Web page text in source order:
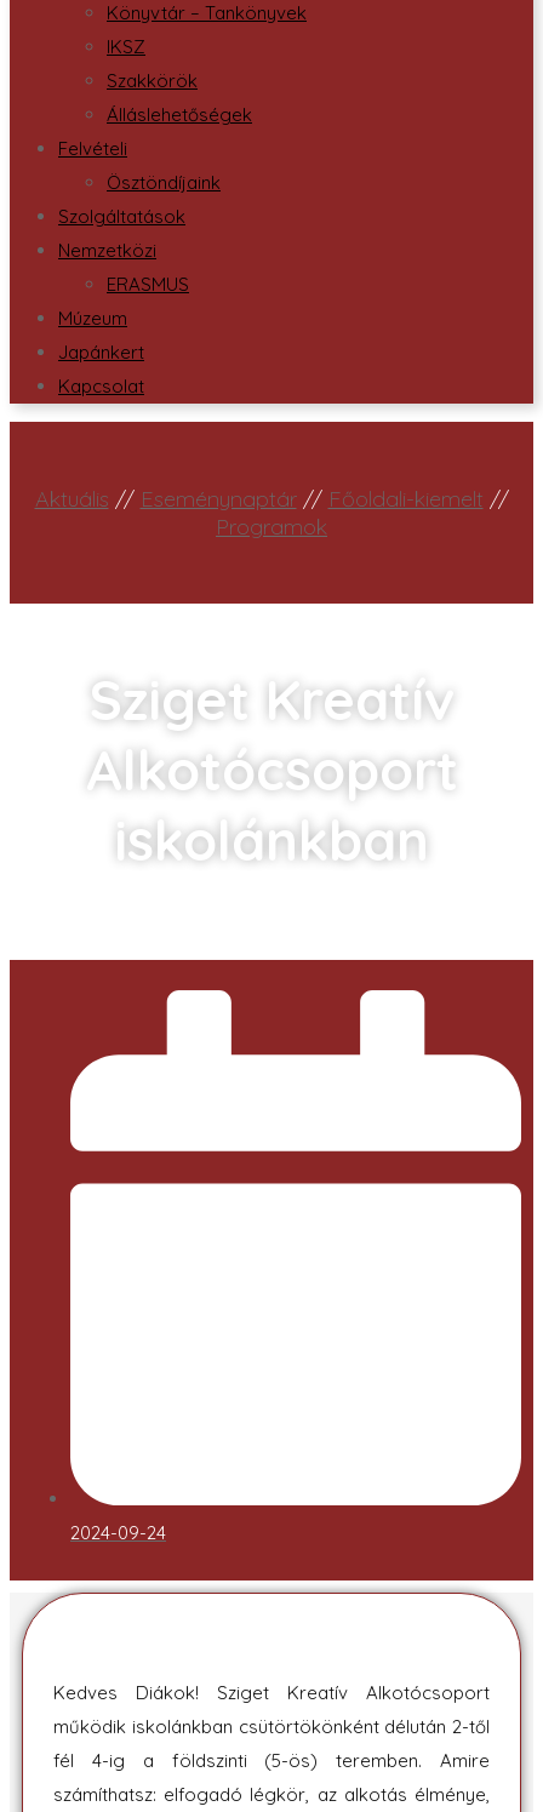
Könyvtár – Tankönyvek
IKSZ
Szakkörök
Álláslehetőségek
Felvételi
Ösztöndíjaink
Szolgáltatások
Nemzetközi
ERASMUS
Múzeum
Japánkert
Kapcsolat
Aktuális // Eseménynaptár// Főoldali-kiemelt //
Programok
Sziget Kreatív
Alkotócsoport
iskolánkban
2024-09-24
Kedves Diákok! Sziget Kreatív Alkotócsoport
működik iskolánkban csütörtökönként délután 2-től
fél 4-ig a földszinti (5-ös) teremben. Amire
számíthatsz: elfogadó légkör, az alkotás élménye,